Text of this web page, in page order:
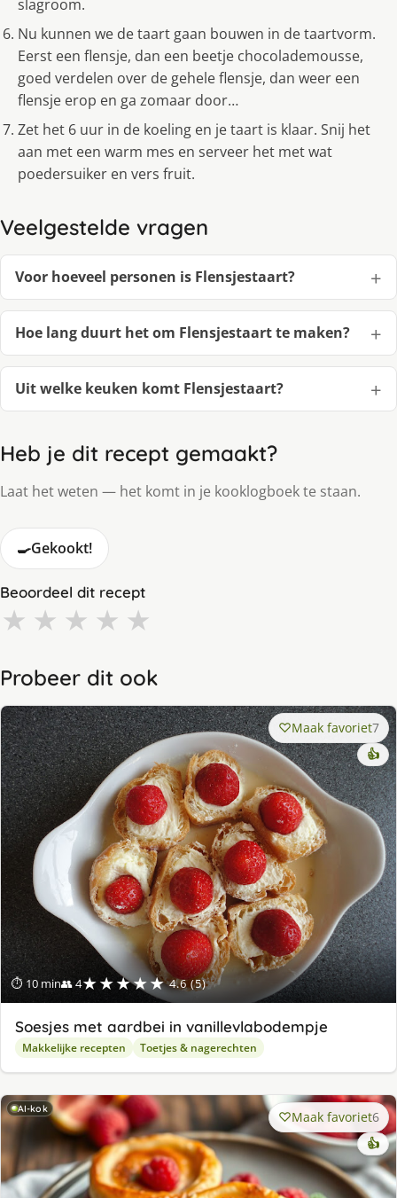
slagroom.
Nu kunnen we de taart gaan bouwen in de taartvorm.
Eerst een flensje, dan een beetje chocolademousse,
goed verdelen over de gehele flensje, dan weer een
flensje erop en ga zomaar door…
Zet het 6 uur in de koeling en je taart is klaar. Snij het
aan met een warm mes en serveer het met wat
poedersuiker en vers fruit.
Veelgestelde vragen
Voor hoeveel personen is Flensjestaart?
Hoe lang duurt het om Flensjestaart te maken?
Uit welke keuken komt Flensjestaart?
Heb je dit recept gemaakt?
Laat het weten — het komt in je kooklogboek te staan.
🍳Gekookt!
Beoordeel dit recept
★ ★ ★ ★ ★
Probeer dit ook
⏱ 10 min👥 4★★★★★ 4.6 (5)
Maak favoriet7
👍
Soesjes met aardbei in vanillevlabodempje
Makkelijke recepten Toetjes & nagerechten
AI-kok Maak favoriet6
👍